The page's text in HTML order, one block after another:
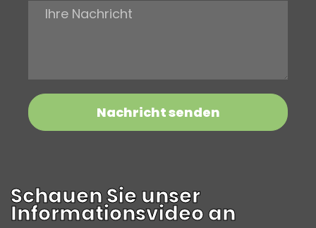
Nachricht senden
Schauen Sie unser
Informationsvideo an